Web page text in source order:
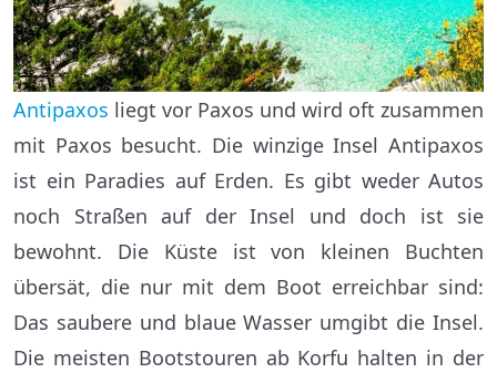
Antipaxos liegt vor Paxos und wird oft zusammen
mit Paxos besucht. Die winzige Insel Antipaxos
ist ein Paradies auf Erden. Es gibt weder Autos
noch Straßen auf der Insel und doch ist sie
bewohnt. Die Küste ist von kleinen Buchten
übersät, die nur mit dem Boot erreichbar sind:
Das saubere und blaue Wasser umgibt die Insel.
Die meisten Bootstouren ab Korfu halten in der